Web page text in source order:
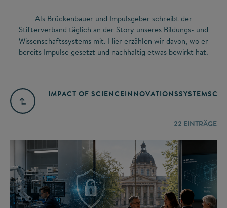
Als Brückenbauer und Impulsgeber schreibt der
Stifterverband täglich an der Story unseres Bildungs- und
Wissenschaftssystems mit. Hier erzählen wir davon, wo er
bereits Impulse gesetzt und nachhaltig etwas bewirkt hat.
IMPACT OF SCIENCEINNOVATIONSSYSTEM
22 EINTRÄGE